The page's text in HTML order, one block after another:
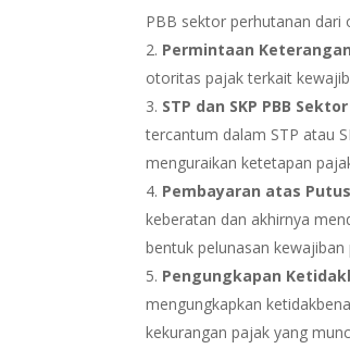
PBB sektor perhutanan dari
Permintaan Keterangan
otoritas pajak terkait
STP dan SKP PBB
tercantum dalam STP atau
menguraikan ketetapan
Pembayaran atas
keberatan dan akhirnya
bentuk pelunasan
Pengungkapan
mengungkapkan
kekurangan pajak yang